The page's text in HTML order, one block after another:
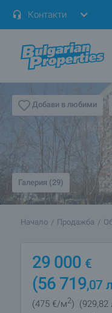
Контакти
Добави в любими
Галерия (29)
Начало Продажба
29 000 €
(56 719,07
(475 €/м2) (929,82